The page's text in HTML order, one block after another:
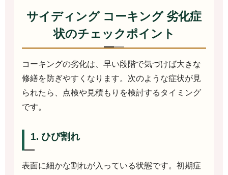
サイディング コーキング 劣化症
状のチェックポイント
コーキングの劣化は、早い段階で気づけば大きな
修繕を防ぎやすくなります。次のような症状が見
られたら、点検や見積もりを検討するタイミング
です。
1. ひび割れ
表面に細かな割れが入っている状態です。初期症